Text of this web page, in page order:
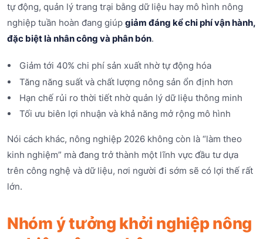
tự động, quản lý trang trại bằng dữ liệu hay mô hình nông
nghiệp tuần hoàn đang giúp giảm đáng kể chi phí vận hành,
đặc biệt là nhân công và phân bón.
Giảm tới 40% chi phí sản xuất nhờ tự động hóa
Tăng năng suất và chất lượng nông sản ổn định hơn
Hạn chế rủi ro thời tiết nhờ quản lý dữ liệu thông minh
Tối ưu biên lợi nhuận và khả năng mở rộng mô hình
Nói cách khác, nông nghiệp 2026 không còn là “làm theo
kinh nghiệm” mà đang trở thành một lĩnh vực đầu tư dựa
trên công nghệ và dữ liệu, nơi người đi sớm sẽ có lợi thế rất
lớn.
Nhóm ý tưởng khởi nghiệp nông